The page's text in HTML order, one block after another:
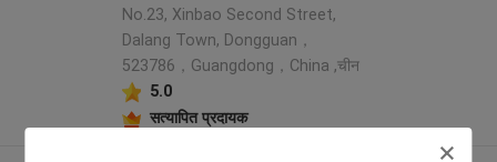
No.23, Xinbao Second Street,
Dalang Town, Dongguan，
523786，Guangdong，China ,चीन
5.0
सत्यापित प्रदायक